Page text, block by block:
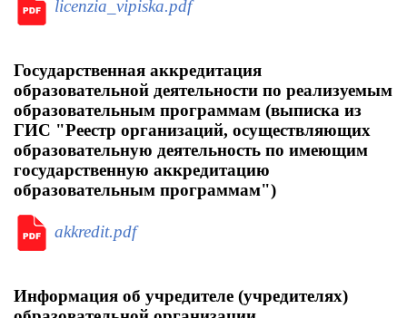
licenzia_vipiska.pdf
Государственная аккредитация
образовательной деятельности по реализуемым
образовательным программам (выписка из
ГИС "Реестр организаций, осуществляющих
образовательную деятельность по имеющим
государственную аккредитацию
образовательным программам")
akkredit.pdf
Информация об учредителе (учредителях)